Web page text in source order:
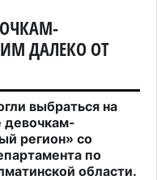
ДАЛЕКО ОТ
выбраться на
девочкам-
регион» со
по
области.